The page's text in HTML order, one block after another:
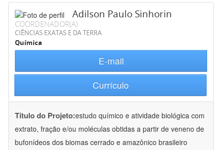
Adilson Paulo Sinhorin
COORDENADOR(A)
CIÊNCIAS EXATAS E DA TERRA
Química
E-mail
Currículo
Título do Projeto:estudo químico e atividade biológica com
extrato, fração e/ou moléculas obtidas a partir de veneno de
bufonídeos dos biomas cerrado e amazônico brasileiro